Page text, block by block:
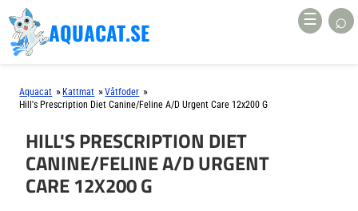
AQUACAT.SE ☰ ⌕
Aquacat » Kattmat »Våtfoder »
Hill's Prescription Diet Canine/Feline A/d Urgent Care 12x200 G
HILL'S PRESCRIPTION DIET
CANINE/FELINE A/D URGENT
CARE 12X200 G